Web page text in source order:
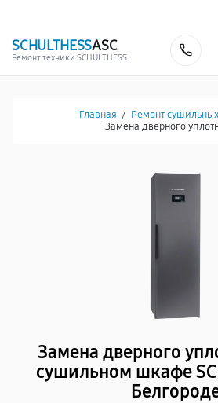
SCHULTHESSASC
Ремонт техники SCHULTHESS
Главная / Ремонт
Заменa дверного
Заменa дверного
сушильном шкафе